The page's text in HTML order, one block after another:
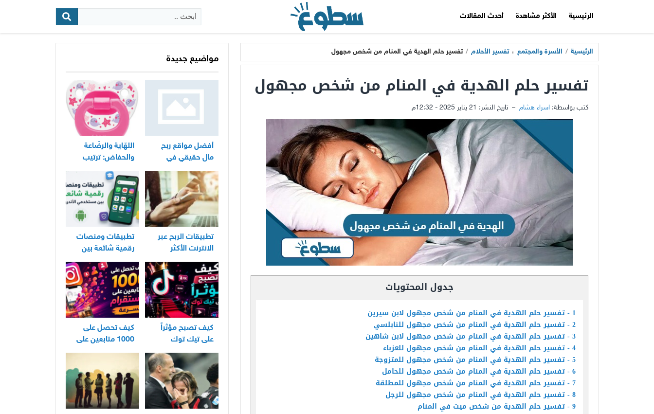
الرئيسية الأكثر مشاهدة أحدث المقالات
البحث:
الرئيسية / الأسرة والمجتمع ، تفسير الأحلام / تفسير حلم الهدية في المنام من شخص مجهول
تفسير حلم الهدية في المنام من شخص مجهول
كتب بواسطة: اسراء هشام – تاريخ النشر: 21 يناير 2025 - 12:32م
جدول المحتويات
1 تفسير حلم الهدية في المنام من شخص مجهول لابن سيرين
2 تفسير حلم الهدية في المنام من شخص مجهول للنابلسي
3 تفسير حلم الهدية في المنام من شخص مجهول لابن شاهين
4 تفسير حلم الهدية في المنام من شخص مجهول للعزباء
5 تفسير حلم الهدية في المنام من شخص مجهول للمتزوجة
6 تفسير حلم الهدية في المنام من شخص مجهول للحامل
7 تفسير حلم الهدية في المنام من شخص مجهول للمطلقة
8 تفسير حلم الهدية في المنام من شخص مجهول للرجل
9 تفسير حلم الهدية من شخص ميت في المنام
مواضيع جديدة
أفضل مواقع ربح
مال حقيقي في
المغرب
اللهّاية والرضّاعة
والحفاض: ترتيب
عملي لأساسيات
العناية اليومية
بالرضيع
تطبيقات الربح عبر
الانترنت الأكثر
استخدامًا في العراق
تطبيقات ومنصات
رقمية شائعة بين
مستخدمي الأندرويد
كيف تصبح مؤثراً
على تيك توك
كيف تحصل على
1000 متابعين على
انستقرام بسرعة